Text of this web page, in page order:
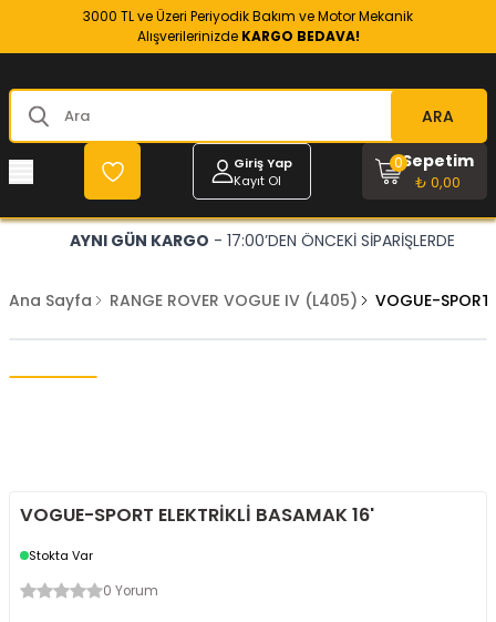
3000 TL ve Üzeri Periyodik Bakım ve Motor Mekanik
Alışverilerinizde KARGO BEDAVA!
ARA
Giriş Yap
Kayıt Ol
Sepetim
₺ 0,00
0
AYNI GÜN KARGO - 17:00’DEN ÖNCEKİ SİPARİŞLERDE
Ana Sayfa RANGE ROVER VOGUE IV (L405) VOGUE-SPORT
VOGUE-SPORT ELEKTRİKLİ BASAMAK 16'
Stokta Var
0 Yorum